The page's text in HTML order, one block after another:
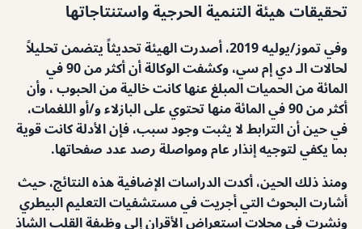
تحقيقات هيئة التنمية الحرجية واستنتاجاتها
وفي تموز/يوليه 2019، أصدرت الهيئة تحديثاً يتضمن تحليلاً
لحالات الـ دي إم سي، وكشفت الوكالة أن أكثر من 90 في
المائة من الحميات المبلغ عنها كانت خالية من الحبوب ، وأن
أكثر من 90 في المائة منها تحتوي على البازلاء و/أو اللغمات،
في حين أن الترابط لا يثبت وجود سبب، فإن الأدلة كانت قوية
بما يكفي لتوجيه إنذار عام ومواصلة رصد عدد صفحاتها.
ومنذ ذلك الحين، أكدت الدراسات الإضافية هذه النتائج، حيث
أشارت البحوث التي أجريت في مستشفيات التعليم البيطري
ونشرت في مجلات استعراض الأقران إلى وظيفة القلب الشاذ